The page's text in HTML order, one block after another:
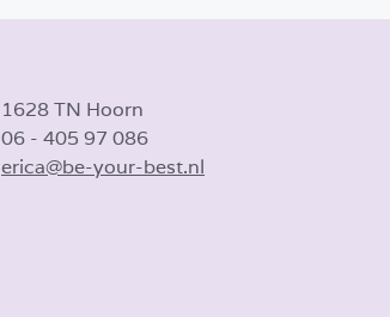
1628 TN Hoorn
06 - 405 97 086
erica@be-your-best.nl